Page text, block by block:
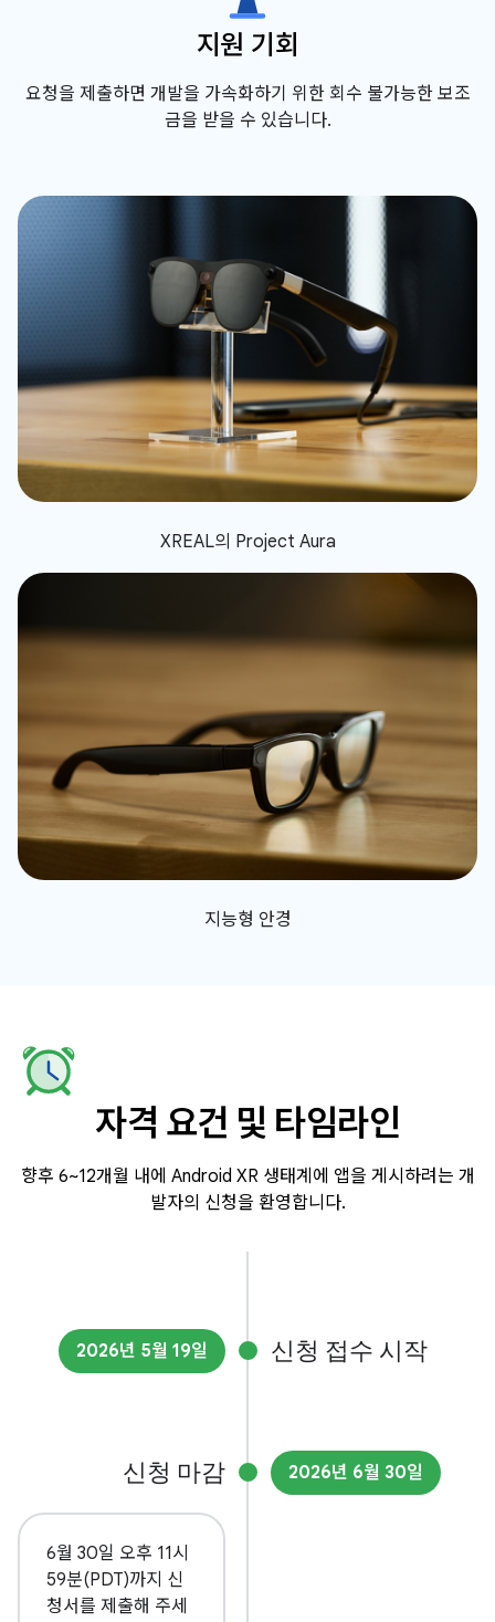
지원 기회
요청을 제출하면 개발을 가속화하기 위한 회수 불가능한 보조
금을 받을 수 있습니다.
XREAL의 Project Aura
지능형 안경
자격 요건 및 타임라인
향후 6~12개월 내에 Android XR 생태계에 앱을 게시하려는 개
발자의 신청을 환영합니다.
2026년 5월 19일 신청 접수 시작
2026년 6월 30일
신청 마감
6월 30일 오후 11시
59분(PDT)까지 신
청서를 제출해 주세